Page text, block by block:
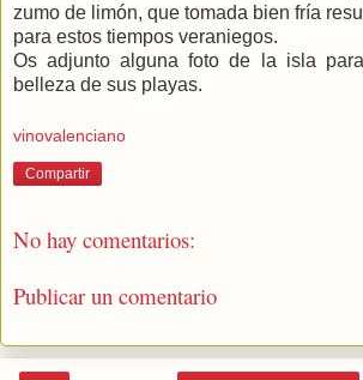
zumo de limón, que tomada bien fría
para estos tiempos veraniegos.
Os adjunto alguna foto de la isla
belleza de sus playas.
vinovalenciano
Compartir
No hay comentarios:
Publicar un comentario